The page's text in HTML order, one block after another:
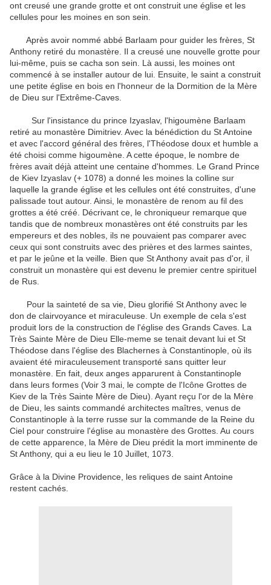
ont creusé une grande grotte et ont construit une église et les
cellules pour les moines en son sein.
Après avoir nommé abbé Barlaam pour guider les frères, St
Anthony retiré du monastère. Il a creusé une nouvelle grotte pour
lui-même, puis se cacha son sein. Là aussi, les moines ont
commencé à se installer autour de lui. Ensuite, le saint a construit
une petite église en bois en l'honneur de la Dormition de la Mère
de Dieu sur l'Extrême-Caves.
Sur l'insistance du prince Izyaslav, l'higoumène Barlaam
retiré au monastère Dimitriev. Avec la bénédiction du St Antoine
et avec l'accord général des frères, l'Théodose doux et humble a
été choisi comme higoumène. A cette époque, le nombre de
frères avait déjà atteint une centaine d'hommes. Le Grand Prince
de Kiev Izyaslav (+ 1078) a donné les moines la colline sur
laquelle la grande église et les cellules ont été construites, d'une
palissade tout autour. Ainsi, le monastère de renom au fil des
grottes a été créé. Décrivant ce, le chroniqueur remarque que
tandis que de nombreux monastères ont été construits par les
empereurs et des nobles, ils ne pouvaient pas comparer avec
ceux qui sont construits avec des prières et des larmes saintes,
et par le jeûne et la veille. Bien que St Anthony avait pas d'or, il
construit un monastère qui est devenu le premier centre spirituel
de Rus.
Pour la sainteté de sa vie, Dieu glorifié St Anthony avec le
don de clairvoyance et miraculeuse. Un exemple de cela s'est
produit lors de la construction de l'église des Grands Caves. La
Très Sainte Mère de Dieu Elle-meme se tenait devant lui et St
Théodose dans l'église des Blachernes à Constantinople, où ils
avaient été miraculeusement transporté sans quitter leur
monastère. En fait, deux anges apparurent à Constantinople
dans leurs formes (Voir 3 mai, le compte de l'Icône Grottes de
Kiev de la Très Sainte Mère de Dieu). Ayant reçu l'or de la Mère
de Dieu, les saints commandé architectes maîtres, venus de
Constantinople à la terre russe sur la commande de la Reine du
Ciel pour construire l'église au monastère des Grottes. Au cours
de cette apparence, la Mère de Dieu prédit la mort imminente de
St Anthony, qui a eu lieu le 10 Juillet, 1073.
Grâce à la Divine Providence, les reliques de saint Antoine
restent cachés.